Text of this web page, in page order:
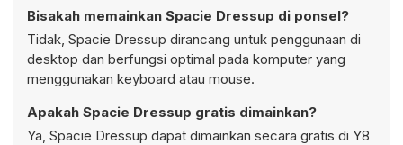
Bisakah memainkan Spacie Dressup di ponsel?
Tidak, Spacie Dressup dirancang untuk penggunaan di
desktop dan berfungsi optimal pada komputer yang
menggunakan keyboard atau mouse.
Apakah Spacie Dressup gratis dimainkan?
Ya, Spacie Dressup dapat dimainkan secara gratis di Y8